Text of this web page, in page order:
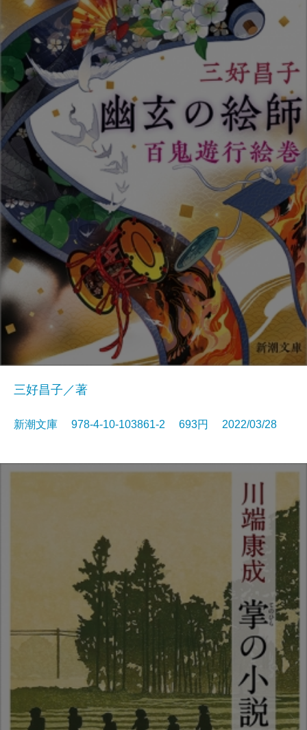
三好昌子／著
新潮文庫 978-4-10-103861-2 693円 2022/03/28